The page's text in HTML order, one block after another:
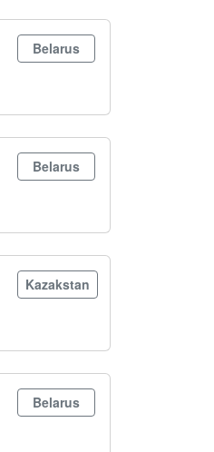
Belarus
Belarus
Kazakstan
Belarus